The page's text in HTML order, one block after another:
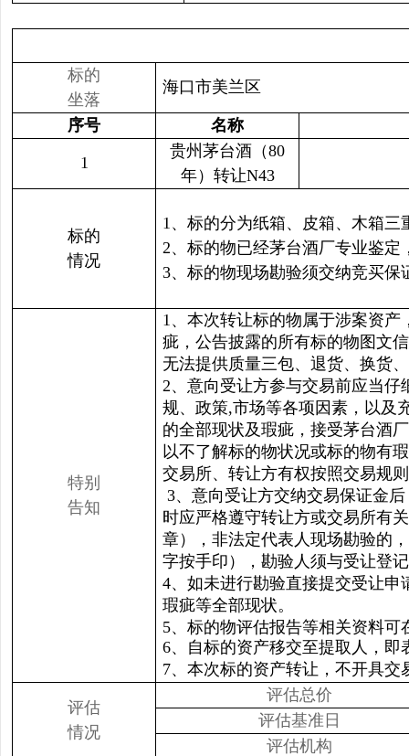
标的
坐落
海口市美兰区
序号 名称
1
贵州茅台酒（80
年）转让N43
标的
情况
1、标的分为纸箱、皮箱、木箱
2、标的物已经茅台酒厂专业鉴
3、标的物现场勘验须交纳竞买
特别
告知
1、本次转让标的物属于涉案资
疵，公告披露的所有标的物图文
无法提供质量三包、退货、换货
2、意向受让方参与交易前应当
规、政策,市场等各项因素，以及
的全部现状及瑕疵，接受茅台酒
以不了解标的物状况或标的物有
交易所、转让方有权按照交易规
3、意向受让方交纳交易保证金
时应严格遵守转让方或交易所有
章），非法定代表人现场勘验的
字按手印），勘验人须与受让登
4、如未进行勘验直接提交受让
瑕疵等全部现状。
5、标的物评估报告等相关资料可
6、自标的资产移交至提取人，
7、本次标的资产转让，不开具交
评估
情况
评估总价
评估基准日
评估机构